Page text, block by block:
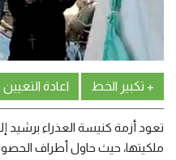
+ تكبير الخط اعادة التعيين
ملكيتها، حيث حاول أطراف